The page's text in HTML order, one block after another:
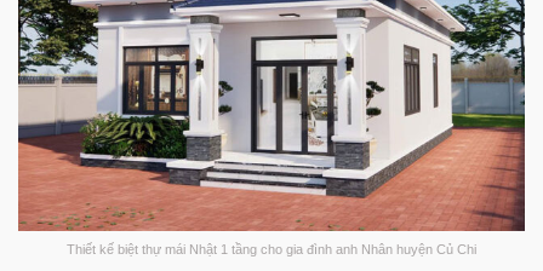
Thiết kế biệt thự mái Nhật 1 tầng cho gia đình anh Nhân huyện Củ Chi